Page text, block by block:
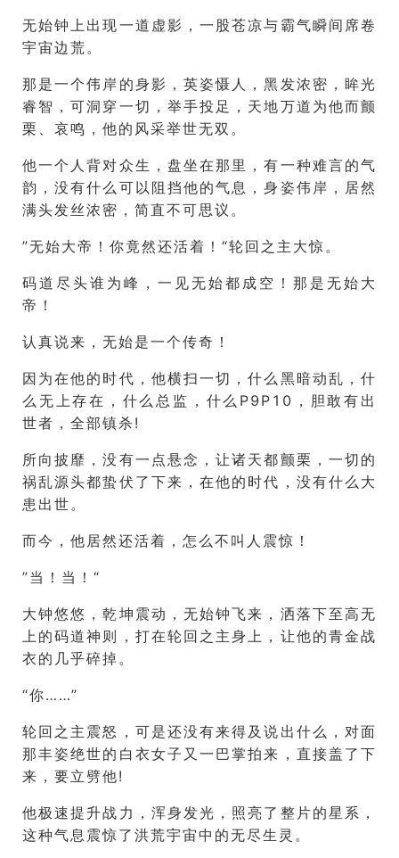
无始钟上出现一道虚影，一股苍凉与霸气瞬间席卷
宇宙边荒。
那是一个伟岸的身影，英姿慑人，黑发浓密，眸光
睿智，可洞穿一切，举手投足，天地万道为他而颤
栗、哀鸣，他的风采举世无双。
他一个人背对众生，盘坐在那里，有一种难言的气
韵，没有什么可以阻挡他的气息，身姿伟岸，居然
满头发丝浓密，简直不可思议。
”无始大帝！你竟然还活着！“轮回之主大惊。
码道尽头谁为峰，一见无始都成空！那是无始大
帝！
认真说来，无始是一个传奇！
因为在他的时代，他横扫一切，什么黑暗动乱，什
么无上存在，什么总监，什么P9P10，胆敢有出
世者，全部镇杀!
所向披靡，没有一点悬念，让诸天都颤栗，一切的
祸乱源头都蛰伏了下来，在他的时代，没有什么大
患出世。
而今，他居然还活着，怎么不叫人震惊！
”当！当！“
大钟悠悠，乾坤震动，无始钟飞来，洒落下至高无
上的码道神则，打在轮回之主身上，让他的青金战
衣的几乎碎掉。
“你……”
轮回之主震怒，可是还没有来得及说出什么，对面
那丰姿绝世的白衣女子又一巴掌拍来，直接盖了下
来，要立劈他!
他极速提升战力，浑身发光，照亮了整片的星系，
这种气息震惊了洪荒宇宙中的无尽生灵。